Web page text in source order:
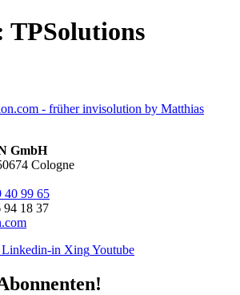
TPSolutions
GmbH
Cologne
40 99 65
94 18 37
Linkedin-in XingYoutube